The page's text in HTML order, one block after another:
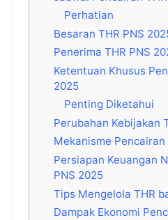
Perhatian
Besaran THR PNS
Penerima THR PNS
Ketentuan Khusus
2025
Penting Diketahui
Perubahan Kebijakan
Mekanisme Pencairan
Persiapan Keuangan
PNS 2025
Tips Mengelola THR
Dampak Ekonomi